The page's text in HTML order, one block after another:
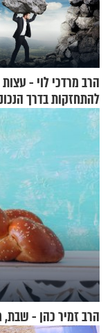
הרב מרדכי לוי - עצות
להתחזקות בדרך
הרב זמיר כהן - שבת,